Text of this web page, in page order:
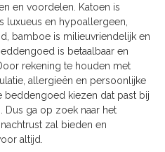
en voordelen. Katoen is
luxueus en hypoallergeen,
bamboe is milieuvriendelijk en
is betaalbaar en
rekening te houden met
allergieën en persoonlijke
beddengoed kiezen dat past bij
Dus ga op zoek naar het
zal bieden en
altijd.